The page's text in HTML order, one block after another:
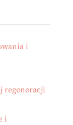
i
regeneracji
i